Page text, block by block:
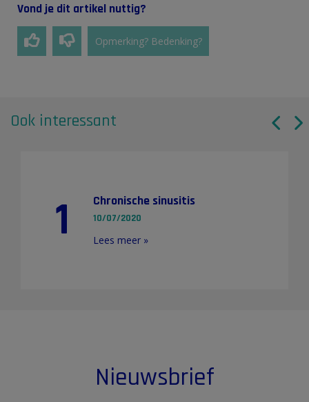
Vond je dit artikel nuttig?
Opmerking? Bedenking?
Ook interessant
1 Chronische sinusitis
10/07/2020
Lees meer »
Nieuwsbrief